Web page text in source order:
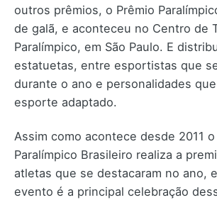
outros prêmios, o Prêmio
de galã, e aconteceu no Centro de
Paralímpico, em São Paulo. E
estatuetas, entre esportistas que
durante o ano e personalidades que
esporte adaptado.
Assim como acontece desde 2011
Paralímpico Brasileiro realiza a
atletas que se destacaram no ano,
evento é a principal celebração